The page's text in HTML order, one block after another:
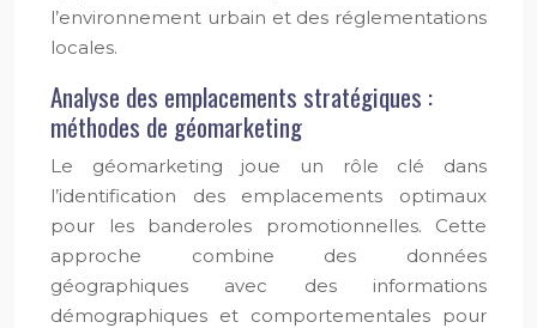
l’environnement urbain et des réglementations
locales.
Analyse des emplacements stratégiques :
méthodes de géomarketing
Le géomarketing joue un rôle clé dans
l’identification des emplacements optimaux
pour les banderoles promotionnelles. Cette
approche combine des données
géographiques avec des informations
démographiques et comportementales pour